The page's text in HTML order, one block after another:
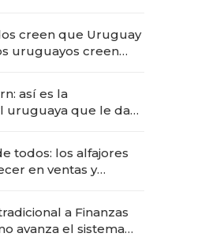
creen que Uruguay
uruguayos creen
financiero
así es la
uruguaya que le da
todos: los alfajores
en ventas y
a Finanzas
avanza el sistema